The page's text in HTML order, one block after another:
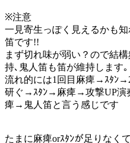
※注意
一見寄生っぽく見えるかも
笛です!!
まず切れ味が弱い？ので結
持､鬼人笛も笛が維持します｡
流れ的には1回目麻痺→ｽﾀﾝ
研ぐ→ｽﾀﾝ→麻痺→攻撃UP
痺→鬼人笛と言う感じです
たまに麻痺orｽﾀﾝが足りなく